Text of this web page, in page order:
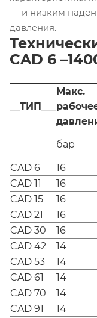
и низким
давления.
CAD 6
__ТИП___
Макс.
бар
CAD 6 16
CAD 11
16
CAD 15
16
CAD 21
16
CAD 30
16
CAD 42
14
CAD 53
14
CAD 61
14
CAD 70
14
CAD 91
14